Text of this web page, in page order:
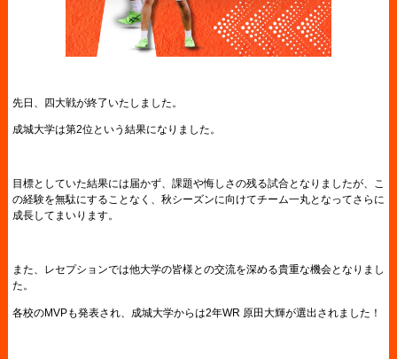
先日、四大戦が終了いたしました。
成城大学は第2位という結果になりました。
目標としていた結果には届かず、課題や悔しさの残る試合となりましたが、こ
の経験を無駄にすることなく、秋シーズンに向けてチーム一丸となってさらに
成長してまいります。
また、レセプションでは他大学の皆様との交流を深める貴重な機会となりまし
た。
各校のMVPも発表され、成城大学からは2年WR 原田大輝が選出されました！